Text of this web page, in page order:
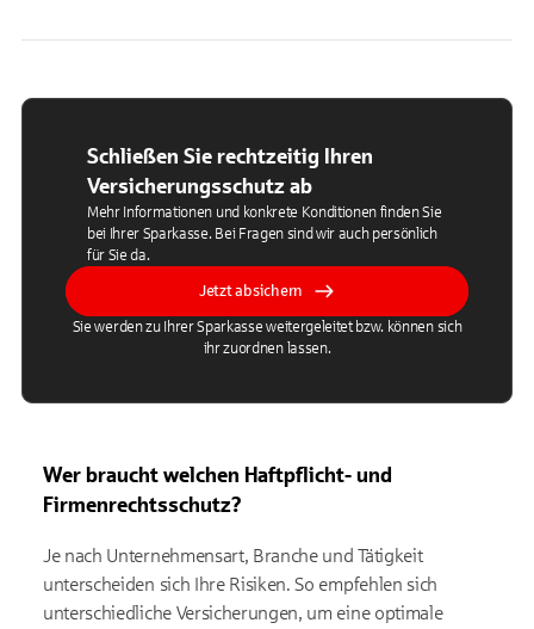
Schließen Sie rechtzeitig Ihren
Versicherungsschutz ab
Mehr Informationen und konkrete Konditionen finden Sie
bei Ihrer Sparkasse. Bei Fragen sind wir auch persönlich
für Sie da.
Jetzt absichern
Sie werden zu Ihrer Sparkasse weitergeleitet bzw. können sich
ihr zuordnen lassen.
Wer braucht welchen Haftpflicht- und
Firmenrechtsschutz?
Je nach Unternehmensart, Branche und Tätigkeit
unterscheiden sich Ihre Risiken. So empfehlen sich
unterschiedliche Versicherungen, um eine optimale